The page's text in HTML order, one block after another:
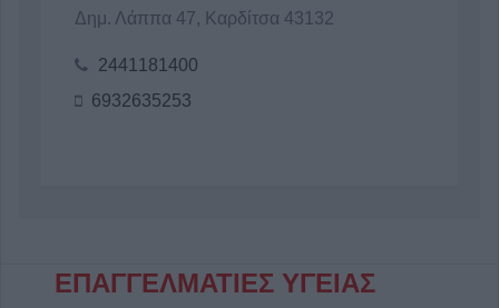
Δημ. Λάππα 47, Καρδίτσα 43132
2441181400
6932635253
ΕΠΑΓΓΕΛΜΑΤΙΕΣ ΥΓΕΙΑΣ